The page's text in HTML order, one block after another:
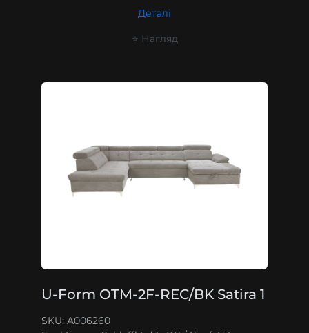
Деталі
⭐ Нагляд
U-Form OTM-2F-REC/BK Satira 1
SKU: A006260